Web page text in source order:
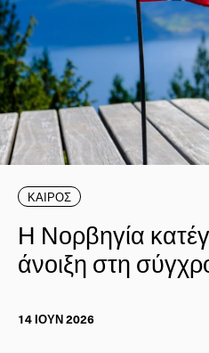
ΚΑΙΡΟΣ
Η Νορβηγία
άνοιξη στη
14 ΙΟΥΝ 2026